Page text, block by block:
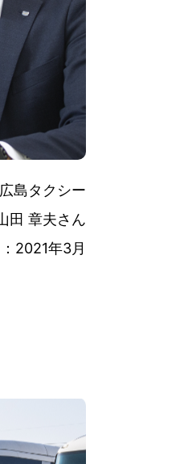
島タクシー
田 章夫さん
：2021年3月